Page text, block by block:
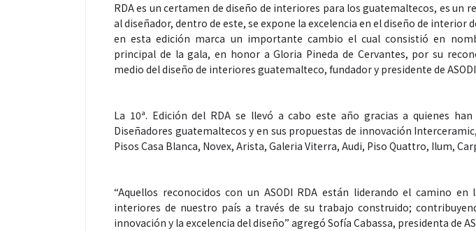
RDA es un certamen de diseño de interiores para los guatemaltecos, es un
al diseñador, dentro de este, se expone la excelencia en el diseño de interior
en esta edición marca un importante cambio el cual consistió en
principal de la gala, en honor a Gloria Pineda de Cervantes, por su
medio del diseño de interiores guatemalteco, fundador y presidente de
La 10ª. Edición del RDA se llevó a cabo este año gracias a quienes
Diseñadores guatemaltecos y en sus propuestas de innovación
Pisos Casa Blanca, Novex, Arista, Galeria Viterra, Audi, Piso Quattro, Ilum,
“Aquellos reconocidos con un ASODI RDA están liderando el camino
interiores de nuestro país a través de su trabajo construido;
innovación y la excelencia del diseño” agregó Sofía Cabassa, presidenta de